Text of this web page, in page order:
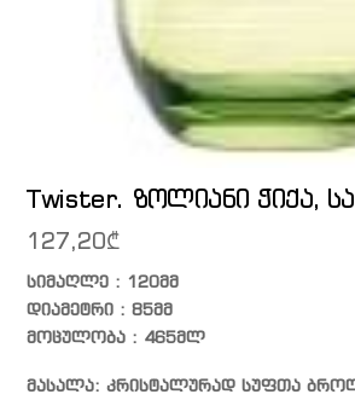
Twister. ზოლიანი ჭიქა,
127,20₾
სიმაღლე : 120მმ
დიამეტრი : 85მმ
მოცულობა : 465მლ
მასალა: კრისტალურად სუფთა